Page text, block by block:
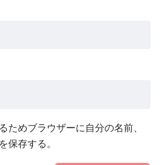
ためブラウザーに自分の名前、
保存する。